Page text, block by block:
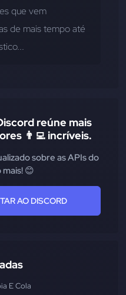
que vem
de mais tempo até
reúne mais
👨‍💻 incríveis.
sobre as APIs do
😊
AO DISCORD
E Cola